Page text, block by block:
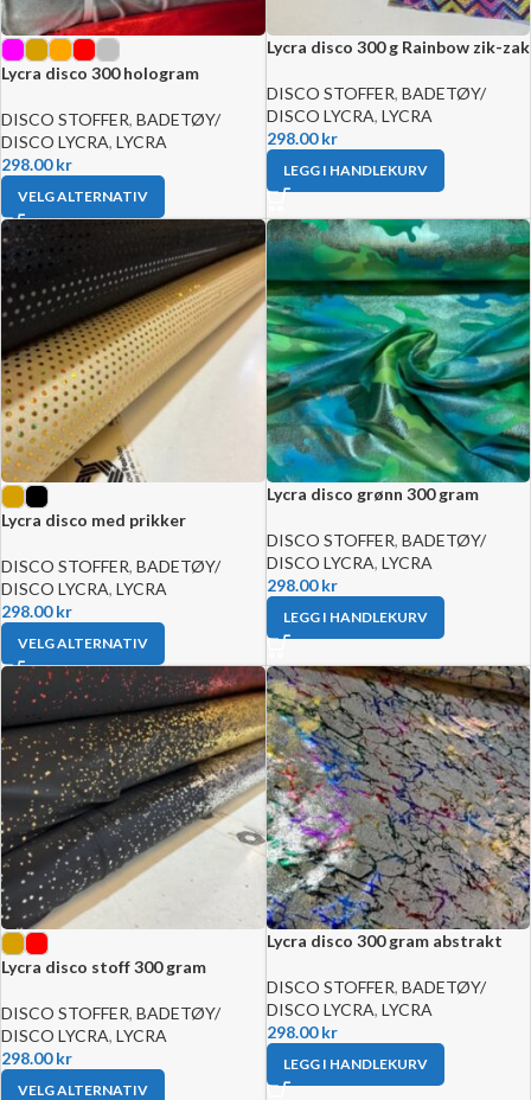
Lycra disco 300 hologram
DISCO STOFFER, BADETØY/
DISCO LYCRA, LYCRA
298.00kr
VELG ALTERNATIV
Lycra disco 300 g Rainbow zik-zak
DISCO STOFFER, BADETØY/
DISCO LYCRA, LYCRA
298.00kr
LEGG I HANDLEKURV
Lycra disco med prikker
DISCO STOFFER, BADETØY/
DISCO LYCRA, LYCRA
298.00kr
VELG ALTERNATIV
Lycra disco grønn 300 gram
DISCO STOFFER, BADETØY/
DISCO LYCRA, LYCRA
298.00kr
LEGG I HANDLEKURV
Lycra disco stoff 300 gram
DISCO STOFFER, BADETØY/
DISCO LYCRA, LYCRA
298.00kr
VELG ALTERNATIV
Lycra disco 300 gram abstrakt
DISCO STOFFER, BADETØY/
DISCO LYCRA, LYCRA
298.00kr
LEGG I HANDLEKURV